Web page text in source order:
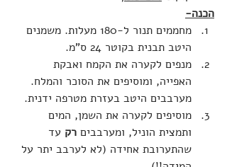
הכנה-
מחממים תנור ל-180 מעלות. משמנים
היטב תבנית בקוטר 24 ס"מ.
מנפים לקערה את הקמח ואבקת
האפייה, ומוסיפים את הסוכר והמלח.
מערבבים היטב בעזרת מטרפה ידנית.
מוסיפים לקערה את השמן, המים
ותמצית הוניל, ומערבבים רק עד
שהתערובת אחידה (לא לערבב יתר על